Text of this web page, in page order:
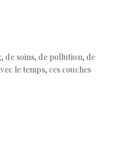
de soins, de pollution, de
le temps, ces couches